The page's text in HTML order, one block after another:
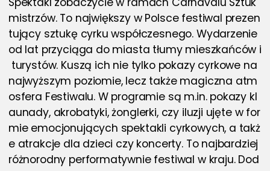
mistrzów. To największy w Polsce festiwal prezen
tujący sztukę cyrku współczesnego. Wydarzenie
od lat przyciąga do miasta tłumy mieszkańców i
turystów. Kuszą ich nie tylko pokazy cyrkowe na
najwyższym poziomie, lecz także magiczna atm
osfera Festiwalu. W programie są m.in. pokazy kl
aunady, akrobatyki, żonglerki, czy iluzji ujęte w for
mie emocjonujących spektakli cyrkowych, a takż
e atrakcje dla dzieci czy koncerty. To najbardziej
różnorodny performatywnie festiwal w kraju. Dod